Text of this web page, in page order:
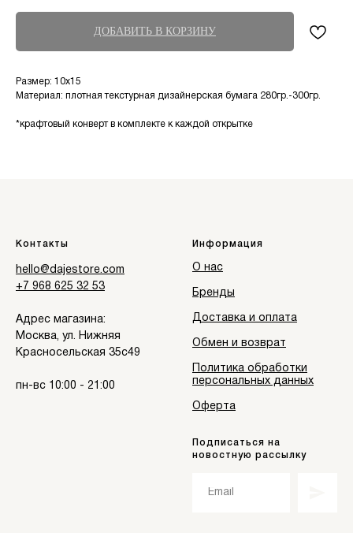
ДОБАВИТЬ В КОРЗИНУ
Размер: 10х15
Материал: плотная текстурная дизайнерская бумага 280гр.-300гр.
*крафтовый конверт в комплекте к каждой открытке
Контакты
hello@dajestore.com
+7 968 625 32 53
Адрес магазина:
Москва, ул. Нижняя
Красносельская 35с49
пн-вс 10:00 - 21:00
Информация
О нас
Бренды
Доставка и оплата
Обмен и возврат
Политика обработки
персональных данных
Оферта
Подписаться на
новостную рассылку